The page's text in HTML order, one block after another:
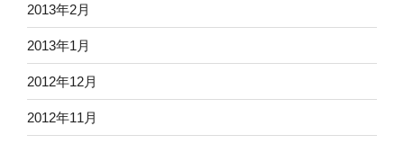
2013年2月
2013年1月
2012年12月
2012年11月